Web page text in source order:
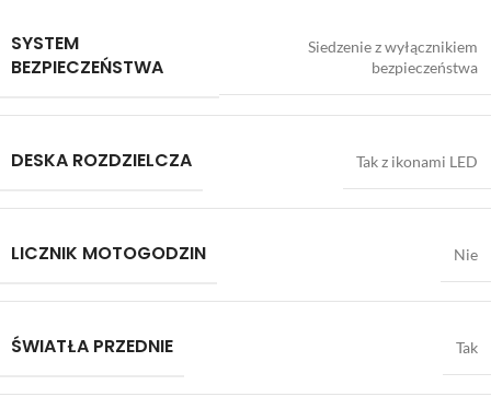
SYSTEM
BEZPIECZEŃSTWA
Siedzenie z wyłącznikiem
bezpieczeństwa
DESKA ROZDZIELCZA Tak z ikonami LED
LICZNIK MOTOGODZIN Nie
ŚWIATŁA PRZEDNIE Tak